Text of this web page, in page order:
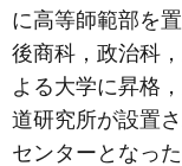
に高等師範部を
後商科，政治科
よる大学に昇格
道研究所が設置
センターとなっ